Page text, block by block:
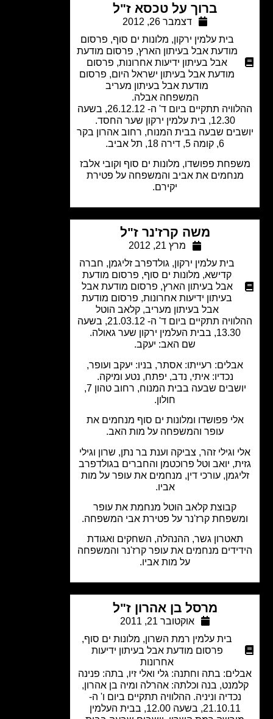
ברוך על טכסא ז"ל
דצמבר 26, 2012
בית עלמין ירקון,מלונות ים סוף, פרסום
מודעת אבל בעיתון הארץ,פרסום מודעת
אבל בעיתון ידיעות אחרונות,פרסום
מודעת אבל בעיתון ישראל היום,פרסום
מודעת אבל בעיתון מעריב
המשפחה אבלה.
ההלוויה תתקיים ביום ד' ה- 26.12.12, בשעה
שבעה בבית המנוח, רחוב אהרון בקר
פפושדו, מלונות ים סוף וקובי אלבז
את אביב והמשפחה על פטירת
משה קרז'נר ז"ל
מרץ 21, 2012
בית עלמין ירקון,גולדפרב זליגמן,חברה
מלונות ים סוף, פרסום מודעת
אבל בעיתון הארץ,פרסום מודעת אבל
בעיתון ידיעות אחרונות,פרסום מודעת
אבל בעיתון מעריב, קלאב הוטל
ההלוויה תתקיים ביום ד' ה- 21.03.12, בשעה
שם האב: יעקב.
רעייתו: אסתר, בניו: יעקב ועופר,
נכדיו: איתי, נדב, יפתח, נטע ומיקה.
יושבים שבעה בבית המנוח, רחוב טהון 7,
פפושדו ומלונות ים סוף מנחמים את
עופר והמשפחה על מות האב.
וגילי זהר, צביקה וענת בר נתן, שרון וגילי
יואב וטל פרוכטמן והחברים בגולדפרב
עורכי דין, מנחמים את עופר על מות
קבוצת קלאב הוטל מנחמת את עופר
קרז'נר על פטירת אבי המשפחה.
גשר, ההנהלה, השחקים ואגודת
מנחמים את עופר קרז'נר והמשפחה
על מות אביו.
מרסל בן אהרון ז"ל
אוקטובר 21, 2011
בית עלמין רמת השרון,מלונות ים סוף,
פרסום מודעת אבל בעיתון ידיעות
אחרונות
בתה וחתנה: גלי ואלי זיו, בתה: פנינה
בנה וכלתה: אהרלה ומיה בן אהרון,
נכדיה וניניה. ההלוויה תתקיים ביום ו' ה-
21.10.11, בשעה 12.00, בבית העלמין